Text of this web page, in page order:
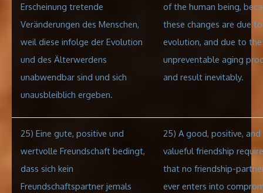
Erscheinung tretende
Veränderungen des Menschen,
weil diese infolge der Evolution
und des Älterwerdens
unabwendbar sind und sich
unausbleiblich ergeben.
of the human being,
these changes are due to
evolution, and due to the
unpreventable aging
and result inevitably.
25) Eine gute, positive und
wertvolle Freundschaft bedingt,
dass sich kein
Freundschaftspartner jemals
25) A good, positive, and
valueful friendship
that no friendship-
ever enters into